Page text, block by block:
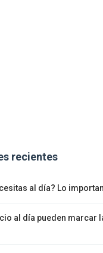
recientes
al día? Lo
al día pueden marcar